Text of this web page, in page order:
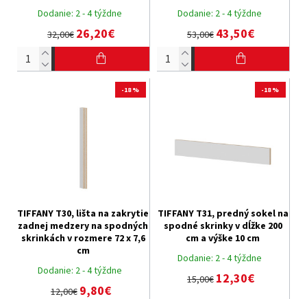
Dodanie: 2 - 4 týždne
32,00€ 26,20€
Dodanie: 2 - 4 týždne
53,00€ 43,50€
-18 %
Dodanie: 2 - 4 týždne
TIFFANY T30, lišta na zakrytie
zadnej medzery na spodných
skrinkách v rozmere 72 x 7,6
cm
12,00€ 9,80€
-18 %
Dodanie: 2 - 4 týždne
TIFFANY T31, predný sokel na
spodné skrinky v dĺžke 200
cm a výške 10 cm
15,00€ 12,30€